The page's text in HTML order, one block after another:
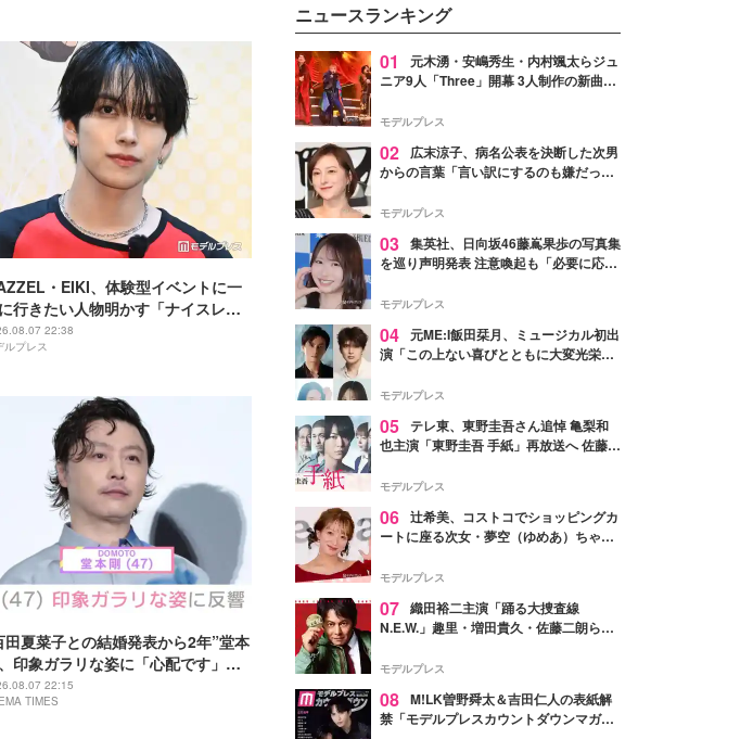
・EIKI、体験型イベントに一
行きたい人物明かす「ナイスレシ
するまで終わらない」
22:38
ルプレス
田夏菜子との結婚発表から2年”堂本
印象ガラリな姿に「心配です」
わせなの？」などさまざまな声
22:15
TIMES
好さんを迎えて本音で女子会トー
ク。猛暑のお出かけを快適に過ご
すヒントや、2人が感動した夏の
生理の新常識にも迫りました。
ニュースランキング
01
元木湧・安嶋秀生・内村颯太らジュ
ニア9人「Three」開幕 3人制作の新曲＆
進んで夢を掴みたい」【ゲネプロレポ】
モデルプレス
02
広末涼子、病名公表を決断した次男
からの言葉「言い訳にするのも嫌だっ
モデルプレス
03 集英社、日向坂46藤嶌果歩の写真集
を巡り声明発表 注意喚起も「必要に応じ
モデルプレス
04 元ME:I飯田栞月、ミュージカル初出
演「この上ない喜びとともに大変光栄」
ャスト発表
モデルプレス
05 テレ東、東野圭吾さん追悼 亀梨和
也主演「東野圭吾 手紙」再放送へ 佐藤隆
モデルプレス
06 辻希美、コストコでショッピングカ
ートに座る次女・夢空（ゆめあ）ちゃん
ぎ」「成長を感じる」の声
モデルプレス
07 織田裕二主演「踊る大捜査線
N.E.W.」趣里・増田貴久・佐藤二朗ら新
徴する“謎のキーワード”も
モデルプレス
08 M!LK曽野舜太＆吉田仁人の表紙解
禁「モデルプレスカウントダウンマガジ